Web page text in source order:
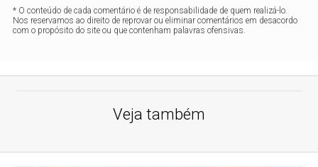
* O conteúdo de cada comentário é de responsabilidade de quem realizá-lo.
Nos reservamos ao direito de reprovar ou eliminar comentários em desacordo
com o propósito do site ou que contenham palavras ofensivas.
Veja também